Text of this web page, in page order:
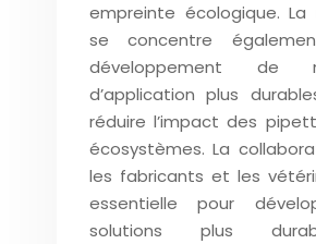
empreinte écologique. La
se concentre
développement de
d’application plus
réduire l’impact des
écosystèmes. La
les fabricants et les
essentielle pour
solutions plus